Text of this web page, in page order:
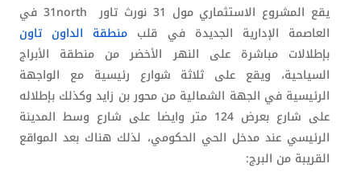
يقع المشروع الاستثماري مول 31 نورث تاور 31north في
العاصمة الإدارية الجديدة في قلب منطقة الداون تاون
بإطلالات مباشرة على النهر الأخضر من منطقة الأبراج
السياحية، ويقع على ثلاثة شوارع رئيسية مع الواجهة
الرئيسية في الجهة الشمالية من محور بن زايد وكذلك بإطلاله
على شارع بعرض 124 متر وايضا على شارع وسط المدينة
الرئيسي عند مدخل الحي الحكومي، لذلك هناك بعد المواقع
القريبة من البرج: